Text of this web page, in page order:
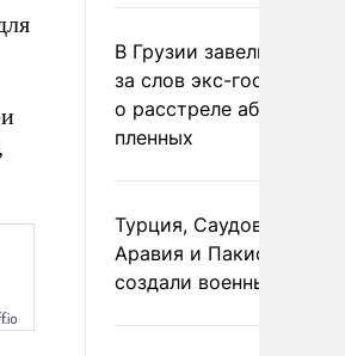
В Грузии завели дело
за слов экс-
о расстреле абхазских
пленных
Турция, Саудовская
Аравия и Пакистан
создали военный союз